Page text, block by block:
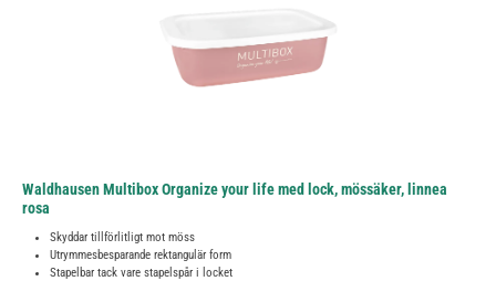
Waldhausen Multibox Organize your life med lock, mössäker, linnea
rosa
Skyddar tillförlitligt mot möss
Utrymmesbesparande rektangulär form
Stapelbar tack vare stapelspår i locket